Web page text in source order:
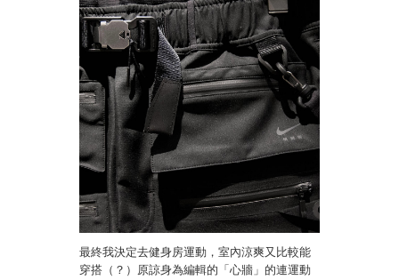
最終我決定去健身房運動，室內涼爽又比較能
穿搭（？）原諒身為編輯的「心牆」的連運動